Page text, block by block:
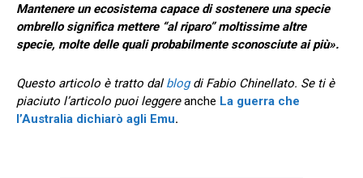
Mantenere un ecosistema capace di sostenere una specie
ombrello significa mettere “al riparo” moltissime altre
specie, molte delle quali probabilmente sconosciute ai più».
Questo articolo è tratto dalblogdi Fabio Chinellato. Se ti è
piaciuto l’articolo puoi leggereanche La guerra che
l’Australia dichiarò agli Emu.